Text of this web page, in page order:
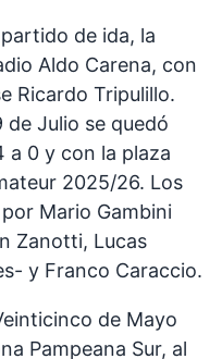
de ida, la
Aldo Carena, con
Ricardo Tripulillo.
Julio se quedó
a 0 y con la plaza
2025/26. Los
Mario Gambini
Zanotti, Lucas
y Franco Caraccio.
de Mayo
Pampeana Sur, al